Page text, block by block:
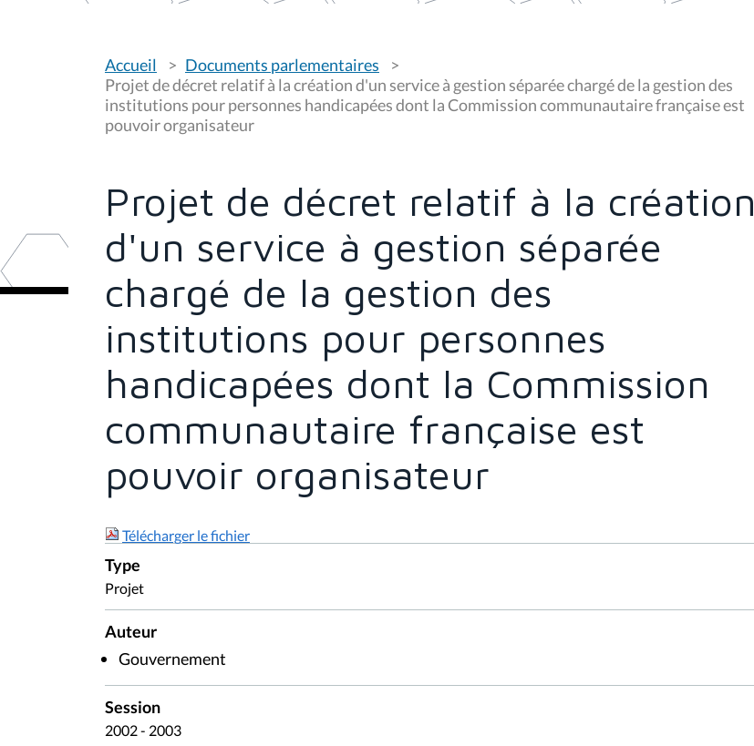
o
u
s
ê
t
Accueil
Documents parlementaires
Projet de décret relatif à la création d'un service à gestion séparée chargé de la gestion des
institutions pour personnes handicapées dont la Commission communautaire française est
pouvoir organisateur
Projet de décret relatif à la création
d'un service à gestion séparée
chargé de la gestion des
institutions pour personnes
handicapées dont la Commission
communautaire française est
pouvoir organisateur
Télécharger le fichier
Type
Projet
Auteur
Gouvernement
Session
2002 - 2003